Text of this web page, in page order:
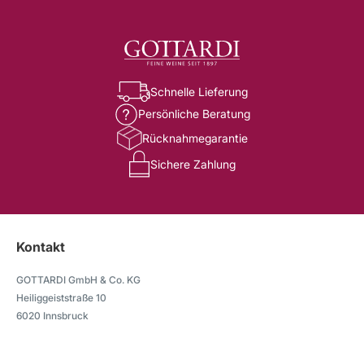
Schnelle Lieferung
Persönliche Beratung
Rücknahmegarantie
Sichere Zahlung
Kontakt
GOTTARDI GmbH & Co. KG
Heiliggeiststraße 10
6020 Innsbruck